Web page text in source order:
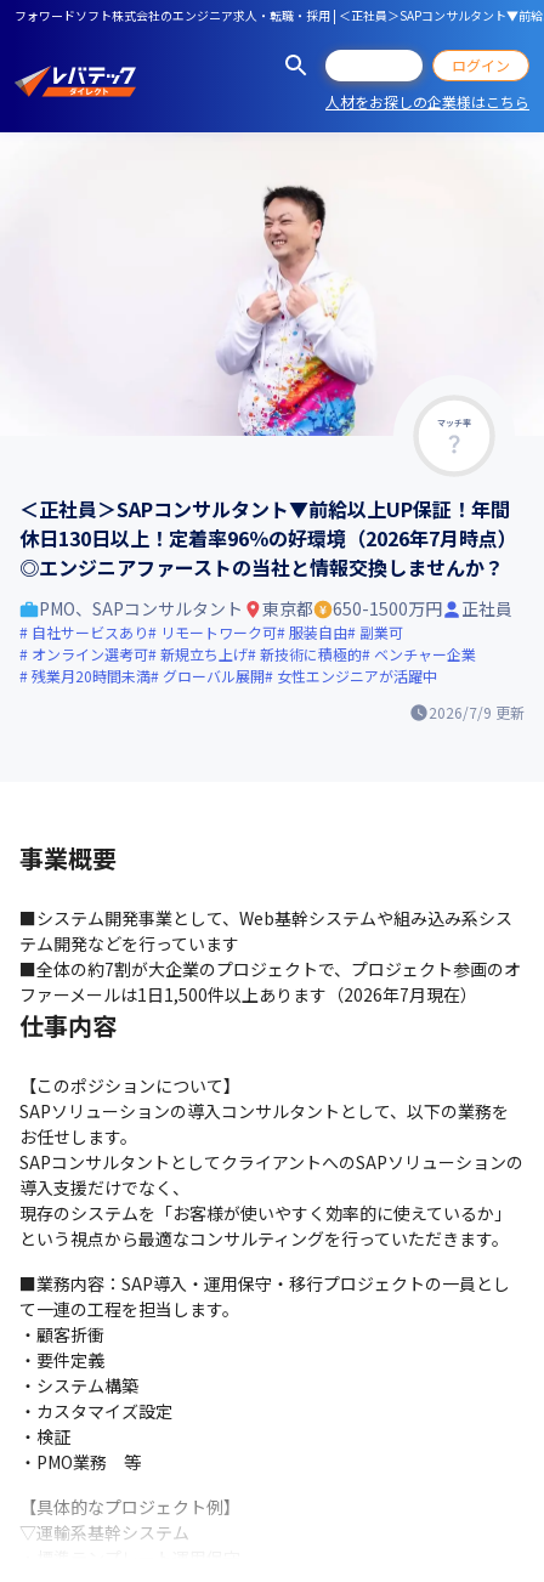
フォワードソフト株式会社のエンジニア求人・転職・採用 | ＜正社員＞SAPコンサルタント▼
ログイン
人材をお探しの企業様はこちら
マッチ率
＜正社員＞SAPコンサルタント▼前給以上UP保証！年間
休日130日以上！定着率96％の好環境（2026年7月時点）
◎エンジニアファーストの当社と情報交換しませんか？
2026/7/9 更新
PMO、SAPコンサルタント 東京都 650-1500万円 正社員
自社サービスあり リモートワーク可 服装自由
副業可
オンライン選考可 新規立ち上げ 新技術に積極的
ベンチャー企業
残業月20時間未満
グローバル展開 女性エンジニアが活躍中
事業概要
■システム開発事業として、Web基幹システムや組み込み系シス
テム開発などを行っています
■全体の約7割が大企業のプロジェクトで、プロジェクト参画のオ
ファーメールは1日1,500件以上あります（2026年7月現在）
仕事内容
【このポジションについて】
SAPソリューションの導入コンサルタントとして、以下の業務を
お任せします。
SAPコンサルタントとしてクライアントへのSAPソリューションの
導入支援だけでなく、
現存のシステムを「お客様が使いやすく効率的に使えているか」
という視点から最適なコンサルティングを行っていただきます。
■業務内容：SAP導入・運用保守・移行プロジェクトの一員とし
て一連の工程を担当します。
・顧客折衝
・要件定義
・システム構築
・カスタマイズ設定
・検証
・PMO業務　等
【具体的なプロジェクト例】
▽運輸系基幹システム